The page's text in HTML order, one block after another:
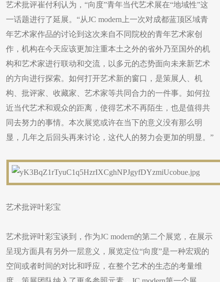
艺术批评崔付利认为，“向度”青年当代艺术展在“地域性”这
一话题进行了延展。“从JC modern上一次对成都蓝顶区域青
年艺术家作品的讨论到这次来自不同院校的青年艺术家创
作，机构在今天应该更加注重本土之外的省外乃至国外的机
构和艺术家进行联动和交流，以多元的态势面向未来新艺术
的方向进行探索。如何打开艺术新的窗口，是策展人、机
构、批评家、收藏家、艺术家等共同合力的一件事。如何拉
近当代艺术和观众的距离，使得艺术不再陌生，也是值得共
同去努力的事情。本次展览或许在当下的意义没有那么明
显，几年之后回头再来讨论，这代人的努力会更加的明显。”
艺术批评叶彩宝
艺术批评叶彩宝谈到，作为JC modern的第二个展览，在展示
呈现方面具有另外一层意义，展览定位“向度”是一种宏观的
空间或者时间的对比和呼应，在整个艺术的生态的考量维